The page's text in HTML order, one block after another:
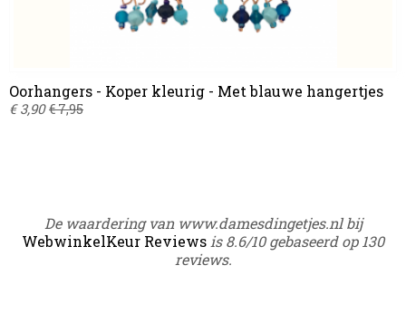
Oorhangers - Koper kleurig - Met blauwe hangertjes
€ 3,90 € 7,95
De waardering van www.damesdingetjes.nl bij
WebwinkelKeur Reviews is 8.6/10 gebaseerd op 130
reviews.